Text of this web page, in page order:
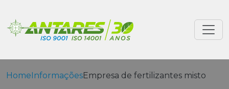
HomeInformaçõesEmpresa de fertilizantes misto